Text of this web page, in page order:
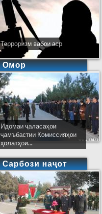
Терроризм вабои аср
Омор
Идомаи ҷаласаҳои
ҷамъбастии Комиссияҳои
ҳолатҳои...
Сарбози наҷот